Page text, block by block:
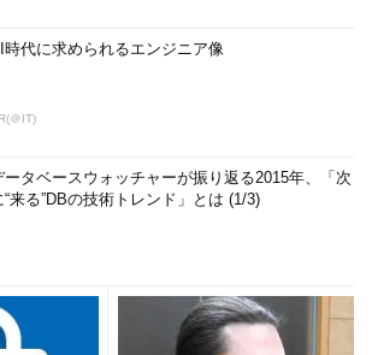
）。
時間経過「
。最初に状態を保存しな
プ中に停電やバッテリ切
状態が失われる。
の高い別の記事
の［休止状態］オプションを有効にする
で休止状態にするための設定方法（Windows
（TIPS）
時代に求められるエンジニア像
＠IT)
ータベースウォッチャーが振り返る2015年、「次
“来る”DBの技術トレンド」とは (1/3)